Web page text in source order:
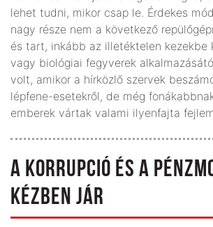
lehet tudni, mikor csap le. Érdekes
nagy része nem a következő
és tart, inkább az illetéktelen kezekbe
vagy biológiai fegyverek
volt, amikor a hírközlő szervek
lépfene-esetekről, de még
emberek vártak valami ilyenfajta
A KORRUPCIÓ ÉS A
KÉZBEN JÁR